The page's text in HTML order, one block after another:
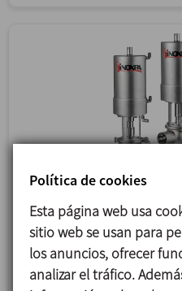
12/01/2024
Política de cookies
Esta página web usa
sitio web se usan para
los anuncios, ofrecer
analizar el tráfico.